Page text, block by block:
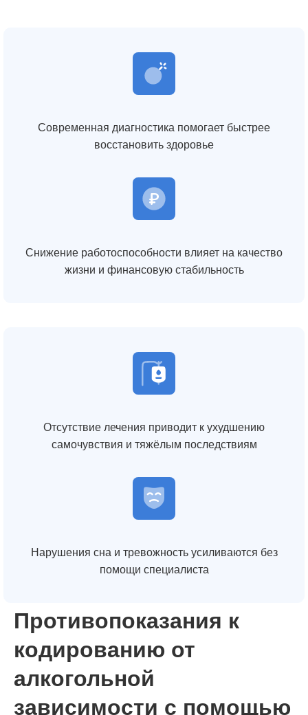
Современная диагностика помогает быстрее
восстановить здоровье
Снижение работоспособности влияет на качество
жизни и финансовую стабильность
Отсутствие лечения приводит к ухудшению
самочувствия и тяжёлым последствиям
Нарушения сна и тревожность усиливаются без
помощи специалиста
Противопоказания к
кодированию от
алкогольной
зависимости с помощью